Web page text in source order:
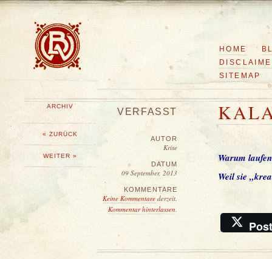
HOME
SITEMAP
ARCHIV
« ZURÜCK
WEITER »
VERFASST
AUTOR
Krise
DATUM
09 September, 2013
KOMMENTARE
Keine Kommentare derzeit.
Kommentar hinterlassen.
Warum
Weil sie
Post